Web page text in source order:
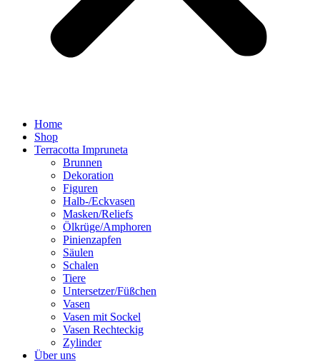
Home
Shop
Terracotta Impruneta
Brunnen
Dekoration
Figuren
Halb-/Eckvasen
Masken/Reliefs
Ölkrüge/Amphoren
Pinienzapfen
Säulen
Schalen
Tiere
Untersetzer/Füßchen
Vasen
Vasen mit Sockel
Vasen Rechteckig
Zylinder
Über uns